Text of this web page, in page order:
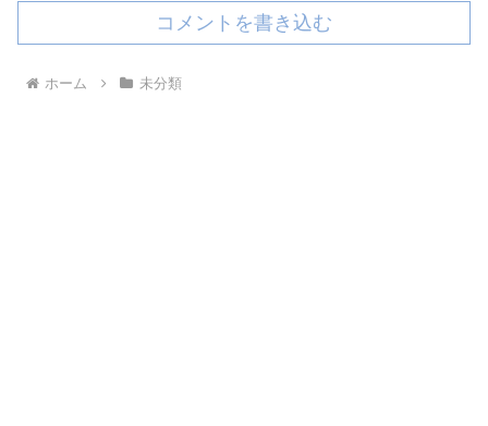
コメントを書き込む
ホーム 未分類